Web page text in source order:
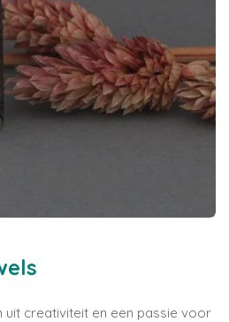
uit creativiteit en een passie voor